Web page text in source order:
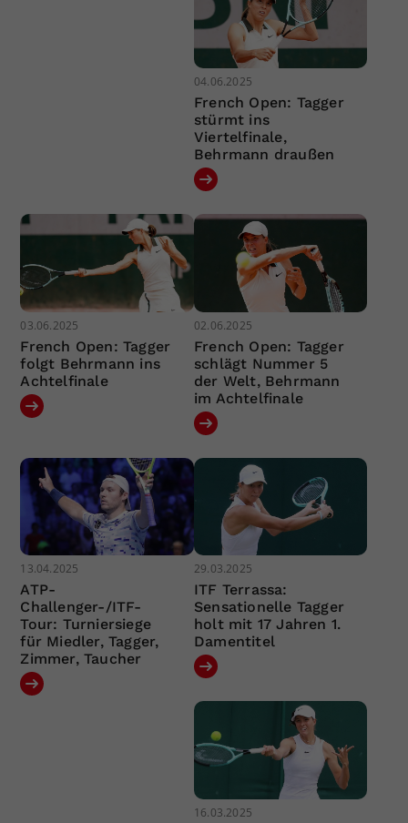
04.06.2025
French Open: Tagger
stürmt ins
Viertelfinale,
Behrmann draußen
03.06.2025
French Open: Tagger
folgt Behrmann ins
Achtelfinale
02.06.2025
French Open: Tagger
schlägt Nummer 5
der Welt, Behrmann
im Achtelfinale
13.04.2025
ATP-
Challenger-/ITF-
Tour: Turniersiege
für Miedler, Tagger,
Zimmer, Taucher
29.03.2025
ITF Terrassa:
Sensationelle Tagger
holt mit 17 Jahren 1.
Damentitel
16.03.2025